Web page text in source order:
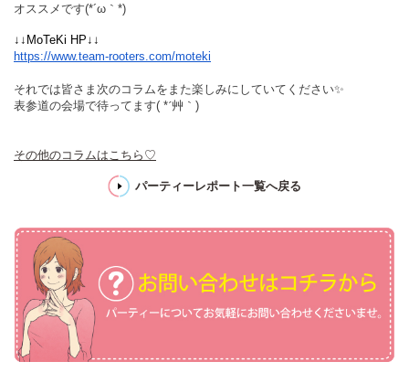
オススメです(*´ω｀*)
↓↓MoTeKi HP↓↓
https://www.team-rooters.com/moteki
それでは皆さま次のコラムをまた楽しみにしていてください✨
表参道の会場で待ってます( *´艸｀ )
その他のコラムはこちら♡
パーティーレポート一覧へ戻る